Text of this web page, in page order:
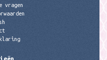
vragen